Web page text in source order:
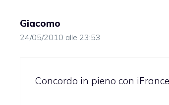
Giacomo
24/05/2010 alle 23:53
Concordo in pieno con